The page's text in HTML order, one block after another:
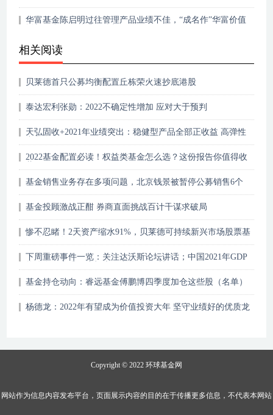
华富基金陈启明过往管理产品业绩不佳，“成名作”华富价值
相关阅读
贝莱德首只公募均衡配置丘栋荣火速抄底港股
泰达宏利张勋：2022不确定性增加 应对大于预判
天弘固收+2021年业绩突出：稳健型产品全部正收益 高弹性
2022基金配置必读！权益类基金怎么选？这份报告你值得收
基金销售业务存在多项问题，北京钱景被暂停公募销售6个
基金投顾激战正酣 券商直面挑战百计千谋求破局
惨不忍睹！2天资产缩水91%，贝莱德可持续新兴市场股票基
下周重磅事件一览：关注达沃斯论坛讲话；中国2021年GDP
基金持仓动向：睿远基金傅鹏博四季度加仓这些股（名单）
杨德龙：2022年有望成为价值投资大年 坚守业绩好的优质龙
Copyright © 2022 环球基金网
网站作为信息内容发布平台，页面展示内容的目的在于传播更多信息，不代表本网站